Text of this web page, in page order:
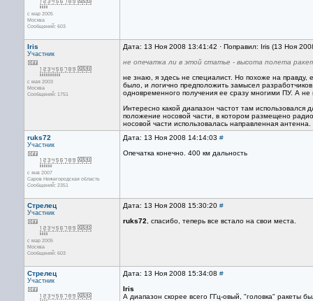
с мар 2005
Москва
Сообщений: 603
Iris
Участник
с мая 2003
Москва
Сообщений: 1751
Дата: 13 Ноя 2008 13:41:42 · Поправил: Iris (13 Ноя
не опечатка ли в этой статье - высота полета
не знаю, я здесь не специалист. Но похоже на правду,
было, и логично предположить замысел
одновременного получения ее сразу многими ПУ. А
Интересно какой диапазон частот там использовался
положение носовой части, в котором размещено
носовой части использовалась направленная антенна.
ruks72
Участник
с янв 2007
Саров Нижегородская область
Сообщений: 2351
Дата: 13 Ноя 2008 14:14:03 #
Опечатка конечно. 400 км дальность
Стрелец
Участник
с мар 2005
Москва
Сообщений: 603
Дата: 13 Ноя 2008 15:30:20 #
ruks72 , спасибо, теперь все встало на свои места.
Стрелец
Участник
Дата: 13 Ноя 2008 15:34:08 #
Iris
А диапазон скорее всего ГГц-овый, "головка" ракеты